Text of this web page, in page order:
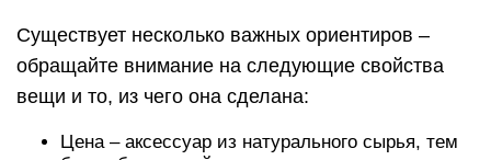
Существует несколько важных ориентиров –
обращайте внимание на следующие свойства
вещи и то, из чего она сделана:
Цена – аксессуар из натурального сырья, тем